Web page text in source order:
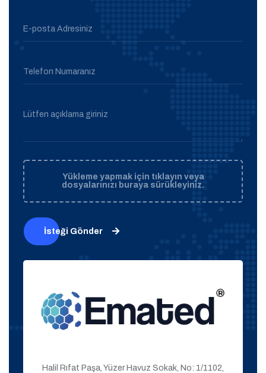
E-posta Adresiniz
Telefon Numaranız
Lütfen açıklama giriniz
Yükleme yapmak için tıklayın veya
dosyalarınızı buraya sürükleyiniz.
İsteği Gönder
Halil Rıfat Paşa, Yüzer Havuz Sokak, No: 1/1102,